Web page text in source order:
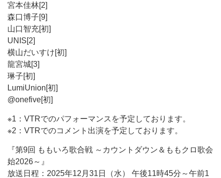
宮本佳林[2]
森口博子[9]
山口智充[初]
UNIS[2]
横山だいすけ[初]
龍宮城[3]
琳子[初]
LumiUnion[初]
@onefive[初]
※1：VTRでのパフォーマンスを予定しております。
※2：VTRでのコメント出演を予定しております。
『第9回 ももいろ歌合戦 ～カウントダウン＆ももクロ歌会
始2026～』
放送日程：2025年12月31日（水） 午後11時45分～午前1